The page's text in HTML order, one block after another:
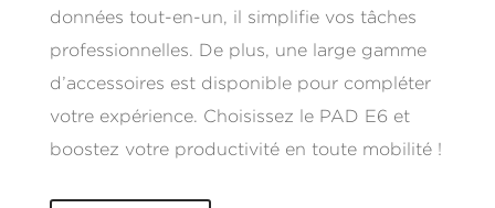
données tout-en-un, il simplifie vos tâches
professionnelles. De plus, une large gamme
d’accessoires est disponible pour compléter
votre expérience. Choisissez le PAD E6 et
boostez votre productivité en toute mobilité !